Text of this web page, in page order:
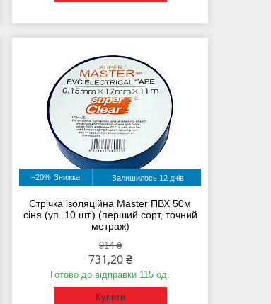
–20% Залишилось 12 днів
Стрічка ізоляційна Master ПВХ 50м
сіня (уп. 10 шт.) (перший сорт, точний
метраж)
914 ₴
731,20 ₴
Готово до відправки 115 од.
Купити